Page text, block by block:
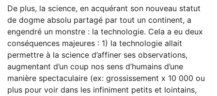
De plus, la science, en acquérant son nouveau statut
de dogme absolu partagé par tout un continent, a
engendré un monstre : la technologie. Cela a eu deux
conséquences majeures : 1) la technologie allait
permettre à la science d’affiner ses observations,
augmentant d’un coup nos sens d’humains d’une
manière spectaculaire (ex: grossissement x 10 000 ou
plus pour voir dans les infiniment petits et lointains,